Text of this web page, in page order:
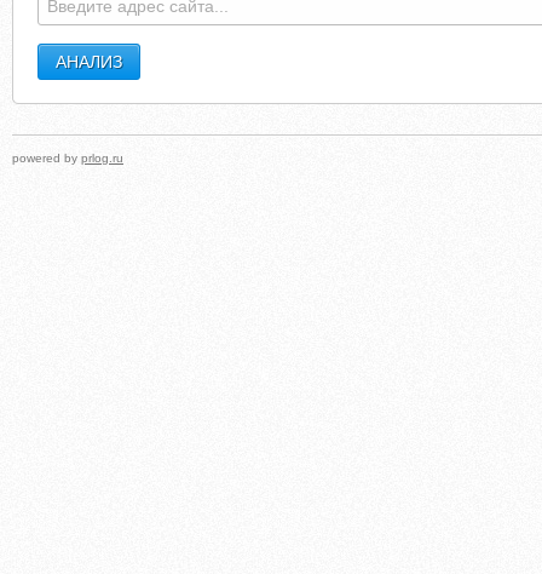
powered by prlog.ru